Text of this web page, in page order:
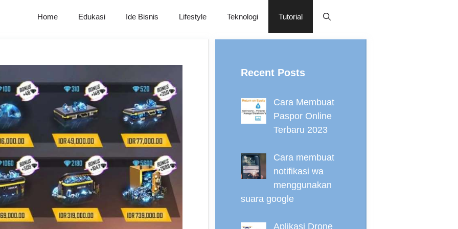
Home Edukasi Ide Bisnis Lifestyle Teknologi Tutorial
Recent Posts
Cara Membuat
Paspor Online
Terbaru 2023
Cara membuat
notifikasi wa
menggunakan
suara google
Aplikasi Drone